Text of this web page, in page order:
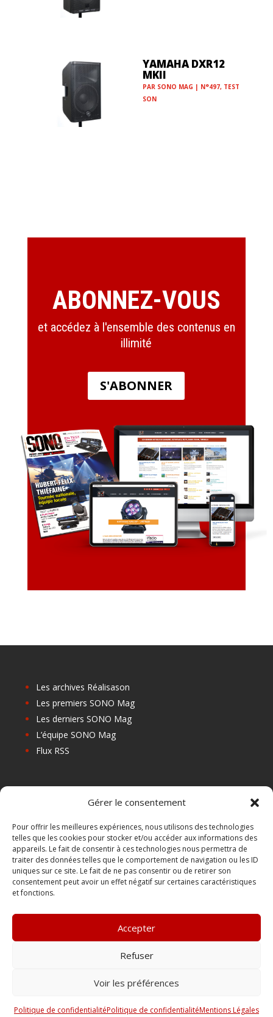
Gérer le consentement
Pour offrir les meilleures expériences, nous utilisons des technologies
telles que les cookies pour stocker et/ou accéder aux informations des
appareils. Le fait de consentir à ces technologies nous permettra de
traiter des données telles que le comportement de navigation ou les ID
uniques sur ce site. Le fait de ne pas consentir ou de retirer son
consentement peut avoir un effet négatif sur certaines caractéristiques
et fonctions.
Accepter
Refuser
Voir les préférences
Politique de confidentialitéPolitique de confidentialitéMentions Légales
YAMAHA DXR12
MKII
PAR SONO MAG | N°497, TEST
SON
ABONNEZ-VOUS
et accédez à l'ensemble des contenus en
illimité
S'ABONNER
Les archives Réalisason
Les premiers SONO Mag
Les derniers SONO Mag
L’équipe SONO Mag
Flux RSS
Les Centres de Formation
Les Points Relais
Localiser Point Relais
Mon Compte
Contact